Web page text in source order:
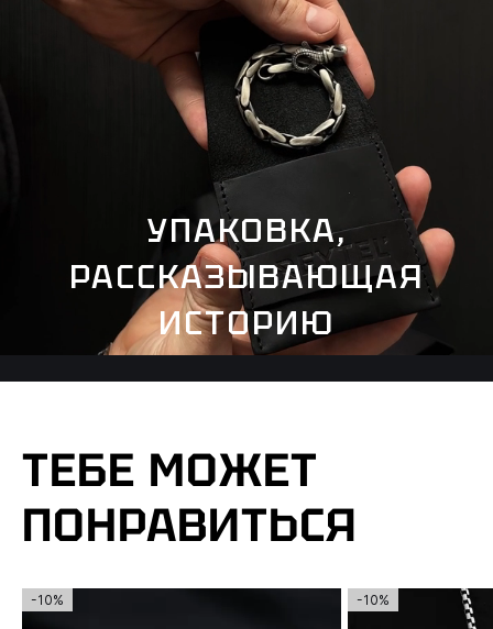
УПАКОВКА,
РАССКАЗЫВАЮЩАЯ
ИСТОРИЮ
ТЕБЕ МОЖЕТ
ПОНРАВИТЬСЯ
-10% -10%